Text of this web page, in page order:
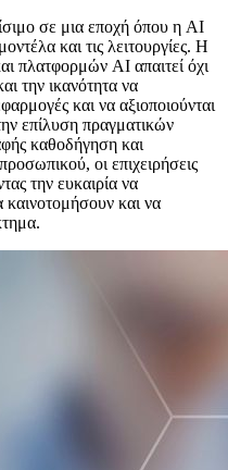
σε μια εποχή όπου η AI
και τις λειτουργίες. Η
πλατφορμών AI απαιτεί όχι
την ικανότητα να
και να αξιοποιούνται
επίλυση πραγματικών
καθοδήγηση και
οι επιχειρήσεις
την ευκαιρία να
καινοτομήσουν και να